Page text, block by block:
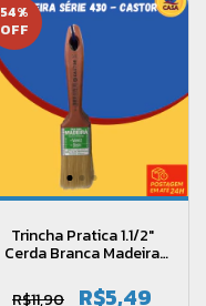
54%
OFF
Trincha Pratica 1.1/2"
Cerda Branca Madeira
R$11,90
R$5,49